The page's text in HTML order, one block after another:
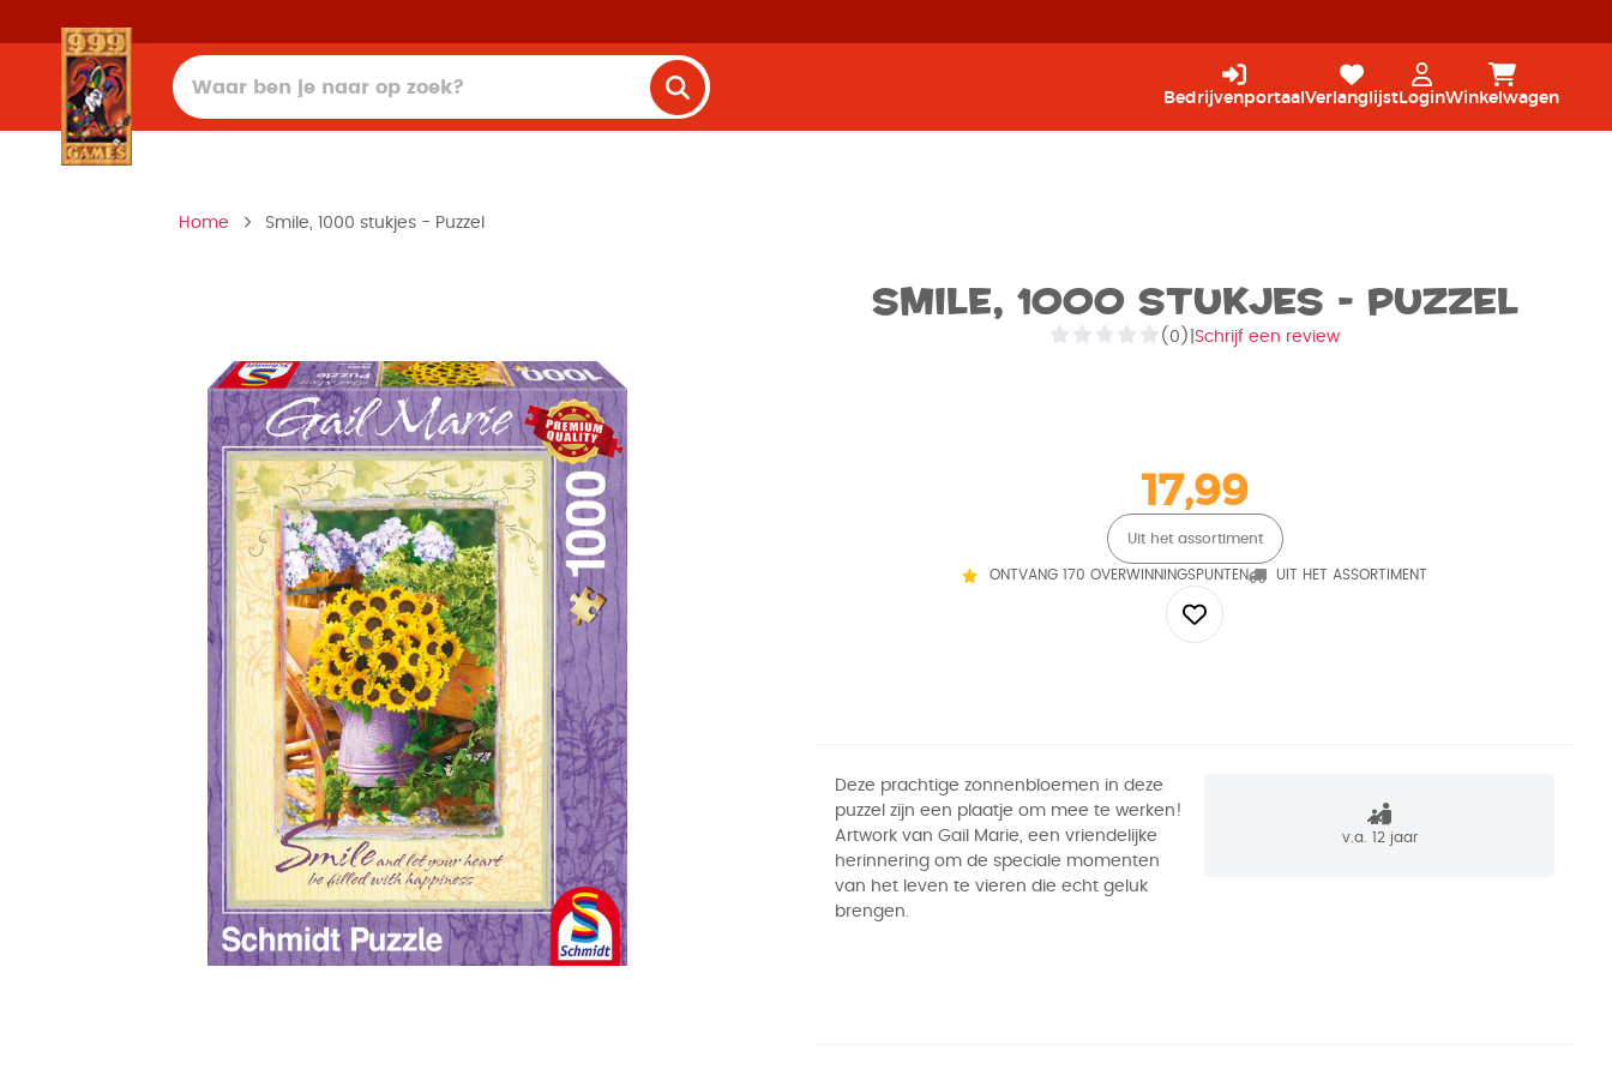
Bedrijvenportaal Verlanglijst LoginWinkelwagen
Home Smile, 1000 stukjes - Puzzel
Smile, 1000 stukjes - Puzzel
(0) Schrijf een review
17,99
Uit het assortiment
ONTVANG 170 OVERWINNINGSPUNTEN UIT HET ASSORTIMENT
Deze prachtige zonnenbloemen in deze
puzzel zijn een plaatje om mee te werken!
Artwork van Gail Marie, een vriendelijke
herinnering om de speciale momenten
van het leven te vieren die echt geluk
brengen.
v.a. 12 jaar